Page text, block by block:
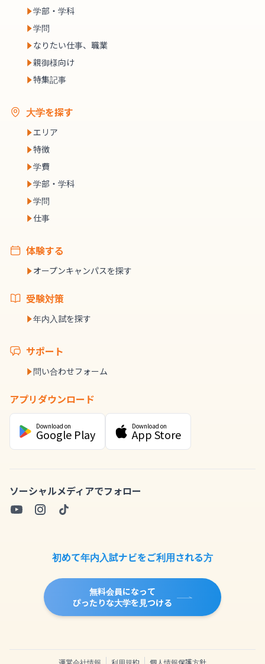
学部・学科
学問
なりたい仕事、職業
親御様向け
特集記事
大学を探す
エリア
特徴
学費
学部・学科
学問
仕事
体験する
オープンキャンパスを探す
受験対策
年内入試を探す
サポート
問い合わせフォーム
アプリダウンロード
Download on
Google Play
Download on
App Store
ソーシャルメディアでフォロー
初めて年内入試ナビをご利用される方
無料会員になって
ぴったりな大学を見つける
運営会社情報 利用規約 個人情報保護方針